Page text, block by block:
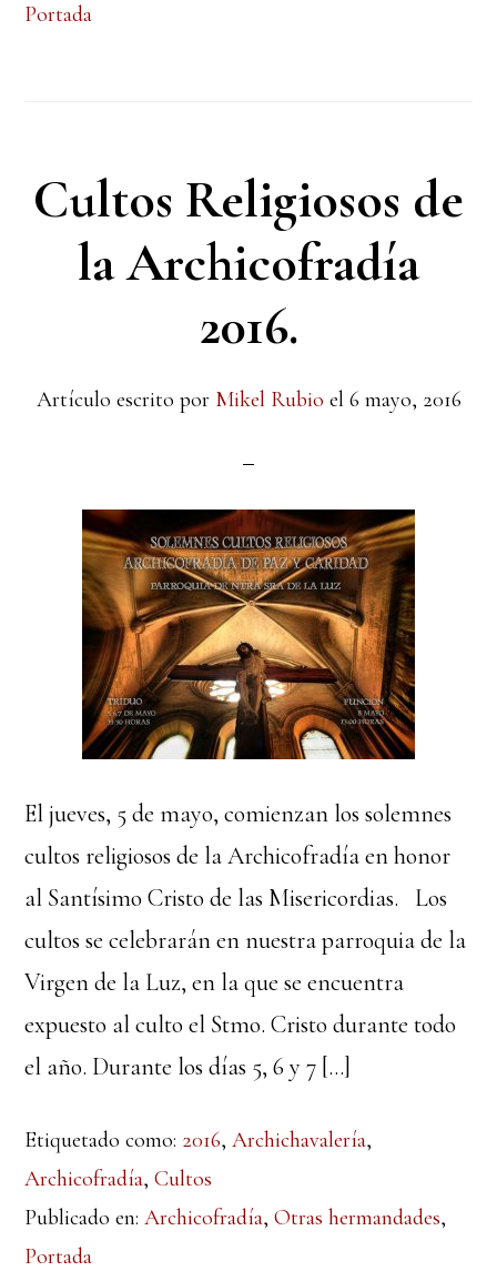
Portada
Cultos Religiosos de
la Archicofradía
2016.
Artículo escrito por Mikel Rubio el 6 mayo, 2016
El jueves, 5 de mayo, comienzan los solemnes
cultos religiosos de la Archicofradía en honor
al Santísimo Cristo de las Misericordias. Los
cultos se celebrarán en nuestra parroquia de la
Virgen de la Luz, en la que se encuentra
expuesto al culto el Stmo. Cristo durante todo
el año. Durante los días 5, 6 y 7 […]
Etiquetado como: 2016,Archichavalería,
Archicofradía,Cultos
Publicado en:Archicofradía,Otras hermandades,
Portada